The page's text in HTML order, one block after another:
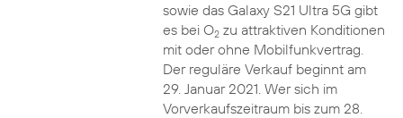
sowie das Galaxy S21 Ultra 5G gibt
es bei O2zu attraktiven Konditionen
mit oder ohne Mobilfunkvertrag.
Der reguläre Verkauf beginnt am
29. Januar 2021. Wer sich im
Vorverkaufszeitraum bis zum 28.